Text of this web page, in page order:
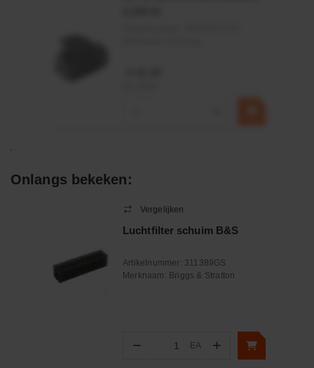
Onlangs bekeken:
Vergelijken
Luchtfilter schuim B&S
Artikelnummer: 311389GS
Merknaam: Briggs & Stratton
− Aantal
EA +